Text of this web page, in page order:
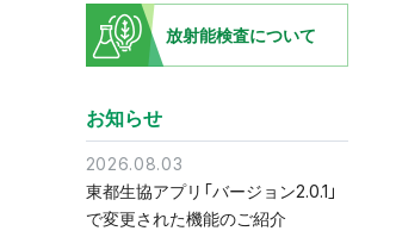
放射能検査について
お知らせ
2026.08.03
東都生協アプリ「バージョン2.0.1」
で変更された機能のご紹介